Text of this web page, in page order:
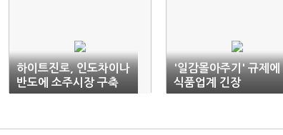
하이트진로, 인도차이나
반도에 소주시장 구축
나서
'일감몰아주기' 규제에
식품업계 긴장